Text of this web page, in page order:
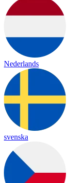
Nederlands
svenska